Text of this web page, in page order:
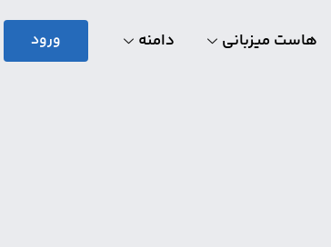
هاست میزبانی دامنه ورود